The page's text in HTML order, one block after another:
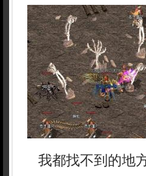
我都找不到的地